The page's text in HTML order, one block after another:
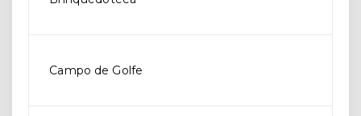
Campo de Golfe